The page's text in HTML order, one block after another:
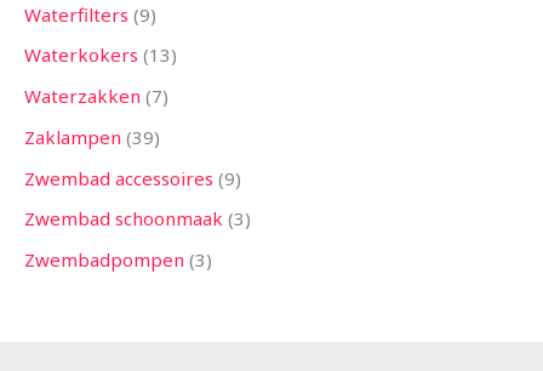
Waterfilters 9
Waterkokers 13
Waterzakken 7
Zaklampen 39
Zwembad accessoires 9
Zwembad schoonmaak 3
Zwembadpompen 3